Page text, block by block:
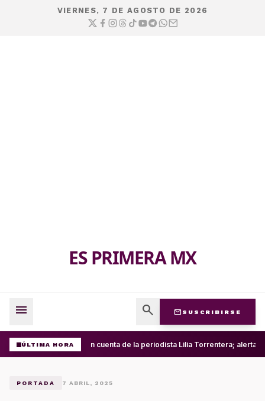
VIERNES, 7 DE AGOSTO DE 2026
ES PRIMERA MX
menu search mail SUSCRIBIRSE
ÚLTIMA HORARoban cuenta de la periodista Lilia Torrentera; alerta
PORTADA 7 ABRIL, 2025